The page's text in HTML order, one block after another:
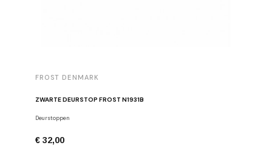
FROST DENMARK
ZWARTE DEURSTOP FROST N1931B
Deurstoppen
€ 32,00